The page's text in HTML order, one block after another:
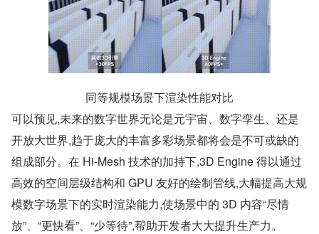
同等规模场景下渲染性能对比
可以预见,未来的数字世界无论是元宇宙、数字孪生、还是
开放大世界,趋于庞大的丰富多彩场景都将会是不可或缺的
组成部分。在 Hi-Mesh 技术的加持下,3D Engine 得以通过
高效的空间层级结构和 GPU 友好的绘制管线,大幅提高大规
模数字场景下的实时渲染能力,使场景中的 3D 内容“尽情
放”、“更快看”、“少等待”,帮助开发者大大提升生产力。